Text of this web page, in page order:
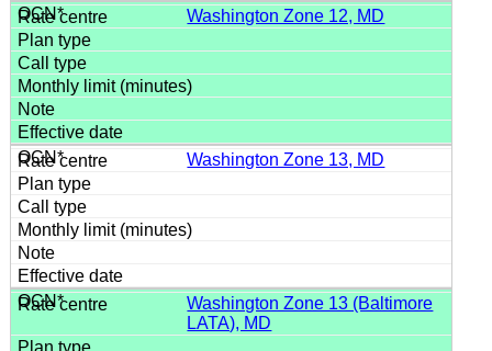
Washington Zone 12, MD
Washington Zone 13, MD
Washington Zone 13 (Baltimore
LATA), MD